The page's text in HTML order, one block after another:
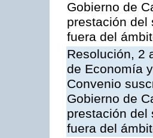
Gobierno de
prestación del
fuera del
Resolución, 2
de Economía
Convenio
Gobierno de
prestación del
fuera del